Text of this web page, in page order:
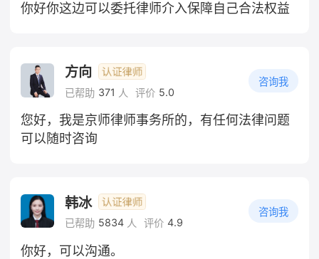
你好你这边可以委托律师介入保障自己合法权益
方向
已帮助 371 人 评价 5.0
咨询我
您好，我是京师律师事务所的，有任何法律问题
可以随时咨询
韩冰
已帮助 5834 人 评价 4.9
咨询我
你好，可以沟通。